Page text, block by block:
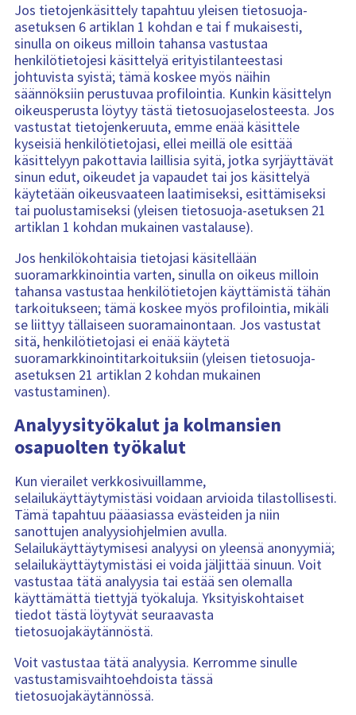
Jos tietojenkäsittely tapahtuu yleisen tietosuoja-
asetuksen 6 artiklan 1 kohdan e tai f mukaisesti,
sinulla on oikeus milloin tahansa vastustaa
henkilötietojesi käsittelyä erityistilanteestasi
johtuvista syistä; tämä koskee myös näihin
säännöksiin perustuvaa profilointia. Kunkin käsittelyn
oikeusperusta löytyy tästä tietosuojaselosteesta. Jos
vastustat tietojenkeruuta, emme enää käsittele
kyseisiä henkilötietojasi, ellei meillä ole esittää
käsittelyyn pakottavia laillisia syitä, jotka syrjäyttävät
sinun edut, oikeudet ja vapaudet tai jos käsittelyä
käytetään oikeusvaateen laatimiseksi, esittämiseksi
tai puolustamiseksi (yleisen tietosuoja-asetuksen 21
artiklan 1 kohdan mukainen vastalause).
Jos henkilökohtaisia ​​tietojasi käsitellään
suoramarkkinointia varten, sinulla on oikeus milloin
tahansa vastustaa henkilötietojen käyttämistä tähän
tarkoitukseen; tämä koskee myös profilointia, mikäli
se liittyy tällaiseen suoramainontaan. Jos vastustat
sitä, henkilötietojasi ei enää käytetä
suoramarkkinointitarkoituksiin (yleisen tietosuoja-
asetuksen 21 artiklan 2 kohdan mukainen
vastustaminen).
Analyysityökalut ja kolmansien
osapuolten työkalut
Kun vierailet verkkosivuillamme,
selailukäyttäytymistäsi voidaan arvioida tilastollisesti.
Tämä tapahtuu pääasiassa evästeiden ja niin
sanottujen analyysiohjelmien avulla.
Selailukäyttäytymisesi analyysi on yleensä anonyymiä;
selailukäyttäytymistäsi ei voida jäljittää sinuun. Voit
vastustaa tätä analyysia tai estää sen olemalla
käyttämättä tiettyjä työkaluja. Yksityiskohtaiset
tiedot tästä löytyvät seuraavasta
tietosuojakäytännöstä.
Voit vastustaa tätä analyysia. Kerromme sinulle
vastustamisvaihtoehdoista tässä
tietosuojakäytännössä.